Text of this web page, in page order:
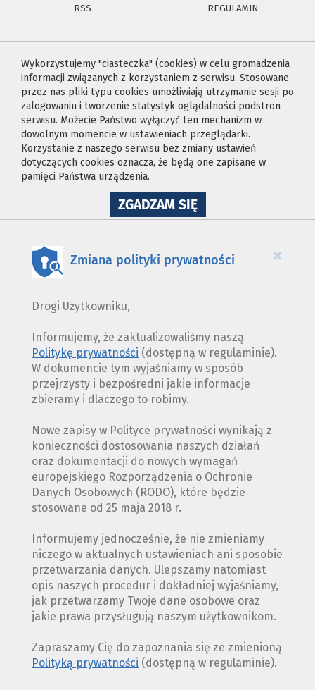
RSS
REGULAMIN
Wykorzystujemy "ciasteczka" (cookies) w celu gromadzenia
informacji związanych z korzystaniem z serwisu. Stosowane
przez nas pliki typu cookies umożliwiają utrzymanie sesji po
zalogowaniu i tworzenie statystyk oglądalności podstron
serwisu. Możecie Państwo wyłączyć ten mechanizm w
dowolnym momencie w ustawieniach przeglądarki.
Korzystanie z naszego serwisu bez zmiany ustawień
dotyczących cookies oznacza, że będą one zapisane w
pamięci Państwa urządzenia.
ZGADZAM SIĘNA
WYKORZYSTANIE
×
Zmiana polityki prywatności
Drogi Użytkowniku,
Informujemy, że zaktualizowaliśmy naszą
Politykę prywatności (dostępną w regulaminie).
W dokumencie tym wyjaśniamy w sposób
przejrzysty i bezpośredni jakie informacje
zbieramy i dlaczego to robimy.
Nowe zapisy w Polityce prywatności wynikają z
konieczności dostosowania naszych działań
oraz dokumentacji do nowych wymagań
europejskiego Rozporządzenia o Ochronie
Danych Osobowych (RODO), które będzie
stosowane od 25 maja 2018 r.
Informujemy jednocześnie, że nie zmieniamy
niczego w aktualnych ustawieniach ani sposobie
przetwarzania danych. Ulepszamy natomiast
opis naszych procedur i dokładniej wyjaśniamy,
jak przetwarzamy Twoje dane osobowe oraz
jakie prawa przysługują naszym użytkownikom.
Zapraszamy Cię do zapoznania się ze zmienioną
Polityką prywatności (dostępną w regulaminie).